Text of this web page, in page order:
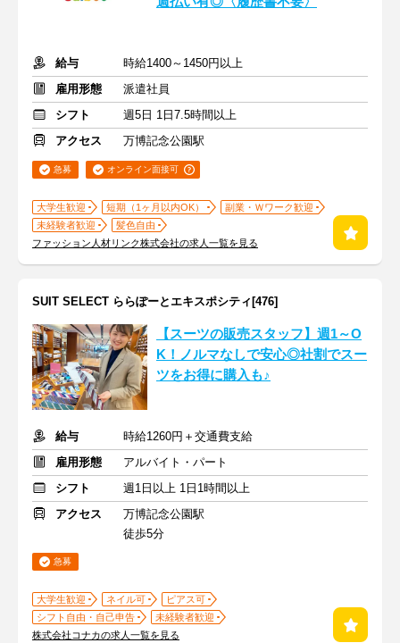
給与
時給1400～1450円以上
雇用形態
派遣社員
シフト
週5日 1日7.5時間以上
アクセス
万博記念公園駅
急募 オンライン面接可
大学生歓迎 短期（1ヶ月以内OK）
副業・Ｗワーク歓迎
未経験者歓迎
髪色自由
ファッション人材リンク株式会社の求人一覧を見る
SUIT SELECT ららぽーとエキスポシティ[476]
【スーツの販売スタッフ】週1～O
K！ノルマなしで安心◎社割でスー
ツをお得に購入も♪
給与
時給1260円＋交通費支給
雇用形態
アルバイト・パート
シフト
週1日以上 1日1時間以上
アクセス
万博記念公園駅
徒歩5分
急募
大学生歓迎 ネイル可
ピアス可
シフト自由・自己申告
未経験者歓迎
株式会社コナカの求人一覧を見る